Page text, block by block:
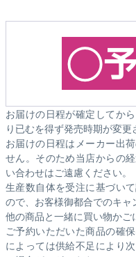
お届けの日程が確定してか
り已むを得ず発売時期が変更
お届けの日程はメーカー出
せん。そのため当店からの
い合わせはご遠慮ください。
生産数自体を受注に基づい
ので、お客様御都合でのキャ
他の商品と一緒に買い物かご
ご予約いただいた商品の確
によっては供給不足により